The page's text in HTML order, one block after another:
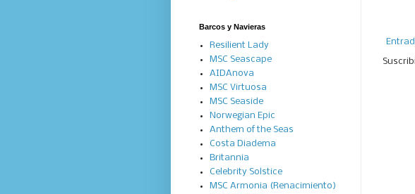
Barcos y Navieras
Resilient Lady
MSC Seascape
AIDAnova
MSC Virtuosa
MSC Seaside
Norwegian Epic
Anthem of the Seas
Costa Diadema
Britannia
Celebrity Solstice
MSC Armonia (Renacimiento)